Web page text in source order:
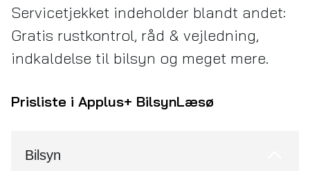
Servicetjekket indeholder blandt andet:
Gratis rustkontrol, råd & vejledning,
indkaldelse til bilsyn og meget mere.
Prisliste i Applus+ BilsynLæsø
Bilsyn